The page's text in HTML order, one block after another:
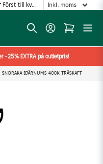
Först till kvarn gäller!
-25% EXTRA på outletpris!
SNÖRAKA BJÄRNUMS 400K TRÄSKAFT